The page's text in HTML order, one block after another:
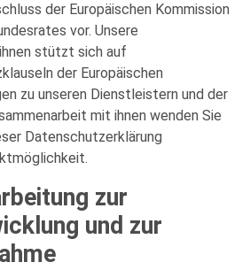
der Europäischen Kommission
vor. Unsere
stützt sich auf
der Europäischen
zu unseren Dienstleistern und der
mit ihnen wenden Sie
Datenschutzerklärung
zur
und zur